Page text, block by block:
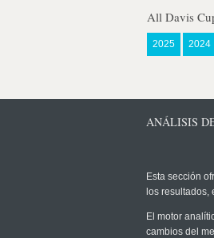
All Davis
2025 2024
ANÁLISIS
Esta sección
los
El motor
cambios del